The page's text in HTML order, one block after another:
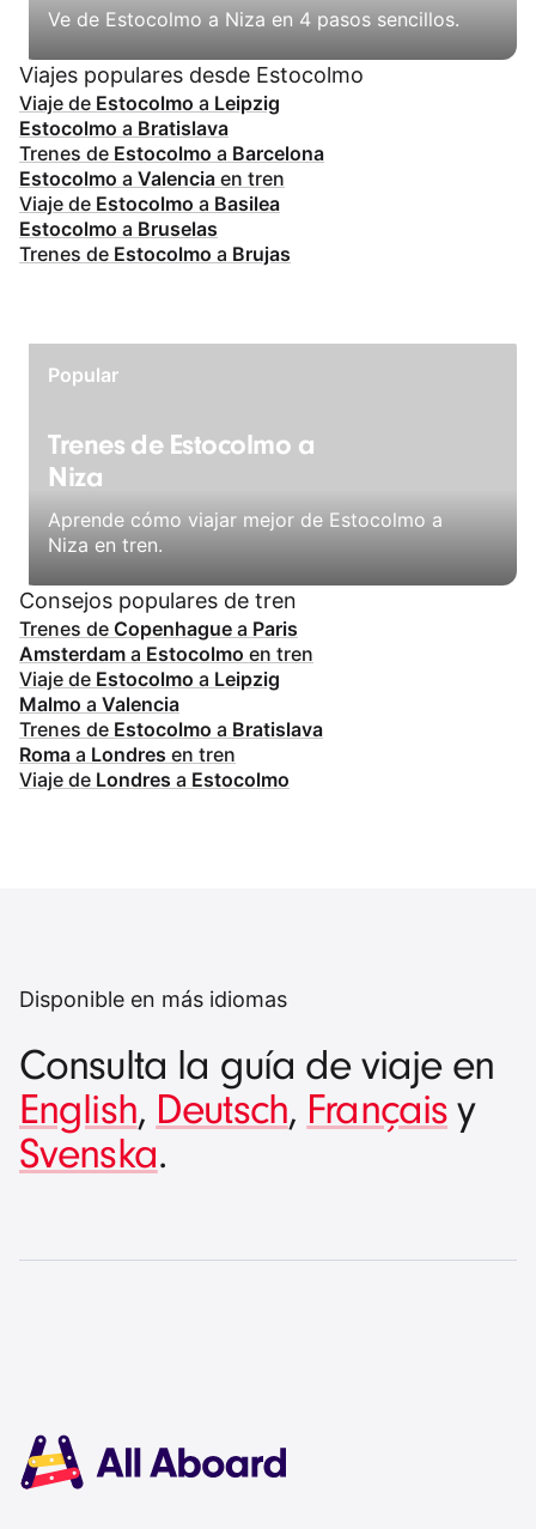
Ve de Estocolmo a Niza en 4 pasos sencillos.
Viajes populares desde Estocolmo
Viaje de Estocolmo a Leipzig
Estocolmo a Bratislava
Trenes de Estocolmo a Barcelona
Estocolmo a Valencia en tren
Viaje de Estocolmo a Basilea
Estocolmo a Bruselas
Trenes de Estocolmo a Brujas
Popular
Trenes de Estocolmo a
Niza
Aprende cómo viajar mejor de Estocolmo a
Niza en tren.
Consejos populares de tren
Trenes de Copenhague a Paris
Amsterdam a Estocolmo en tren
Viaje de Estocolmo a Leipzig
Malmo a Valencia
Trenes de Estocolmo a Bratislava
Roma a Londres en tren
Viaje de Londres a Estocolmo
Disponible en más idiomas
Consulta la guía de viaje en
English, Deutsch, Françaisy
Svenska.